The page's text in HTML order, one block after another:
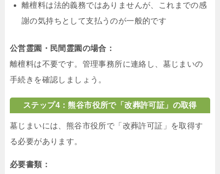
離檀料は法的義務ではありませんが、これまでの感
謝の気持ちとして支払うのが一般的です
公営霊園・民間霊園の場合：
離檀料は不要です。管理事務所に連絡し、墓じまいの
手続きを確認しましょう。
ステップ4：熊谷市役所で「改葬許可証」の取得
墓じまいには、熊谷市役所で「改葬許可証」を取得す
る必要があります。
必要書類：